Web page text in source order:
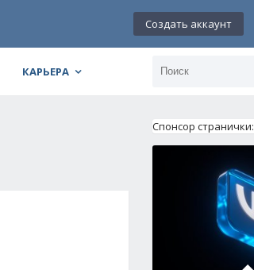
Создать аккаунт
КАРЬЕРА
Спонсор странички: